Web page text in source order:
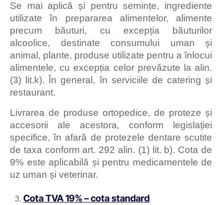
Se mai aplică și pentru semințe, ingrediente
utilizate în prepararea alimentelor, alimente
precum băuturi, cu excepția băuturilor
alcoolice, destinate consumului uman și
animal, plante, produse utilizate pentru a înlocui
alimentele, cu excepția celor prevăzute la alin.
(3) lit.k). În general, în serviciile de catering și
restaurant.
Livrarea de produse ortopedice, de proteze și
accesorii ale acestora, conform legislației
specifice, în afară de protezele dentare scutite
de taxa conform art. 292 alin. (1) lit. b). Cota de
9% este aplicabilă și pentru medicamentele de
uz uman și veterinar.
Cota TVA 19% – cota standard